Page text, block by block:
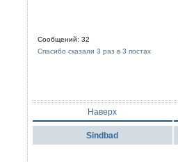
Сообщений: 32
Спасибо сказали 3 раз в 3 постах
Наверх
Sindbad